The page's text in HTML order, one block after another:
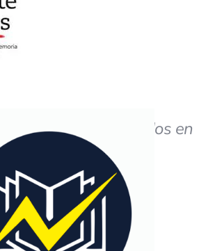
resultados deseados en
el estudio?